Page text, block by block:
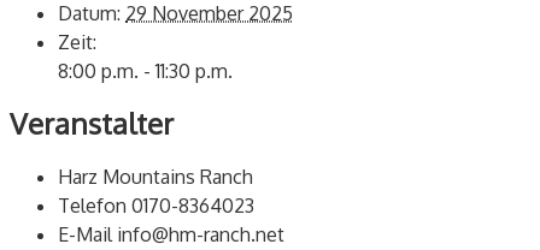
Datum: 29 November 2025
Zeit:
8:00 p.m. - 11:30 p.m.
Veranstalter
Harz Mountains Ranch
Telefon 0170-8364023
E-Mail info@hm-ranch.net